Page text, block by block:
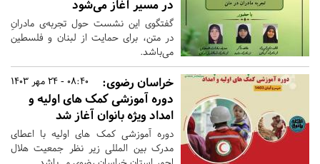
در مسیر آغاز می‌شود
گفتگوی این نشست حول تجربه‌ی مادرانِ
در متن، برای حمایت از لبنان و فلسطین
می‌باشد.
08:40 - 24 مهر 1403
خراسان رضوی:
دوره آموزشی کمک های اولیه و
امداد ویژه بانوان آغاز شد
دوره آموزشی کمک های اولیه با اعطای
مدرک بین المللی زیر نظر جمعیت هلال